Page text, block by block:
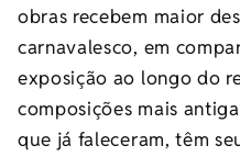
obras recebem maior
carnavalesco, em
exposição ao longo do
composições mais
que já faleceram, têm